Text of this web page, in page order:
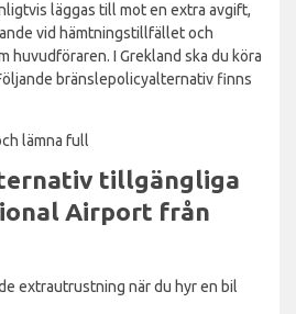
läggas till mot en extra avgift,
vid hämtningstillfället och
huvudföraren. I Grekland ska du köra
bränslepolicyalternativ finns
lämna full
tillgängliga
Airport från
extrautrustning när du hyr en bil